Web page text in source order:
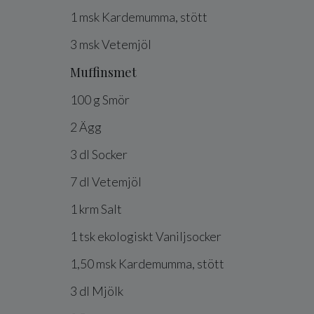
1 msk Kardemumma, stött
3 mskVetemjöl
Muffinsmet
100gSmör
2Ägg
3 dl Socker
7dl Vetemjöl
1 krmSalt
1 tsk ekologisktVaniljsocker
1,50msk Kardemumma, stött
3 dl Mjölk